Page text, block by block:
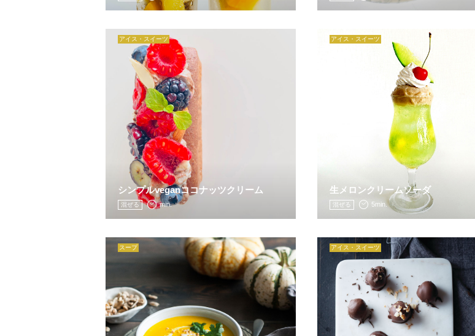
アイス・スイーツ
シンプルveganココナッツクリーム
混ぜる min.
アイス・スイーツ
生メロンクリームソーダ
混ぜる 5min.
スープ アイス・スイーツ